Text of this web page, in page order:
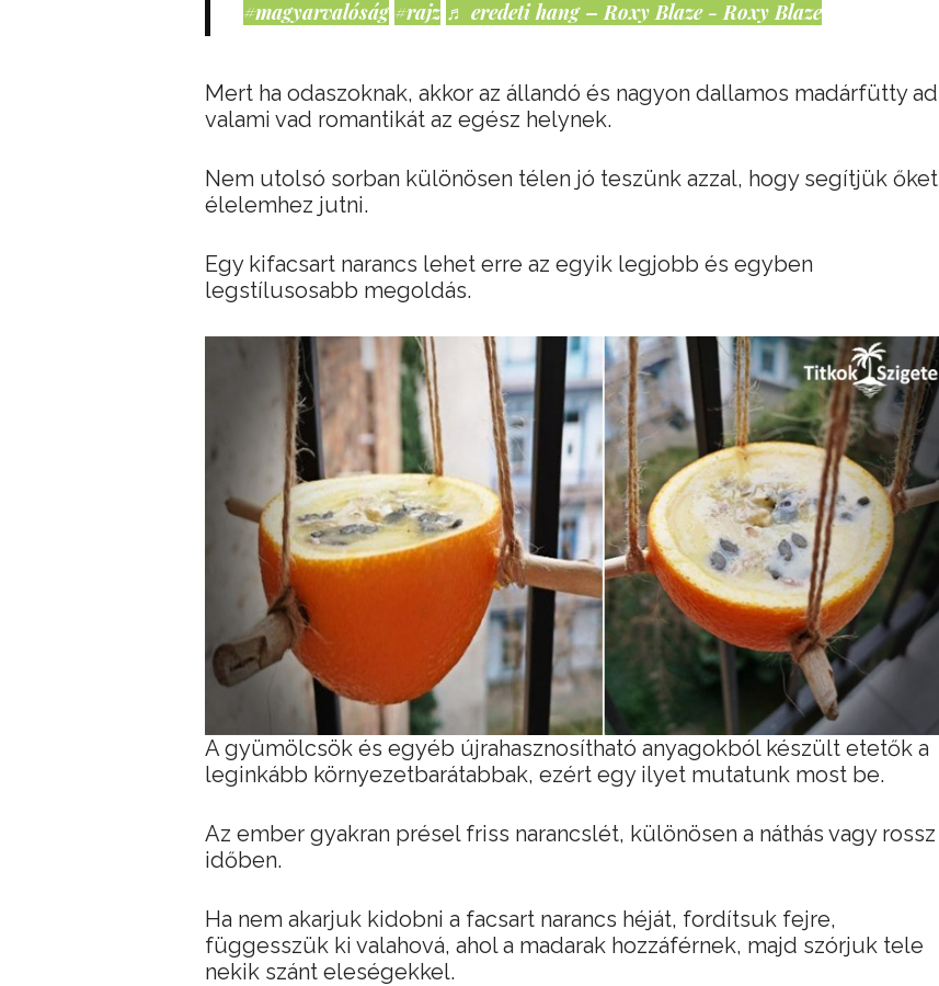
#magyarvalóság #rajz ♬ eredeti hang – Roxy Blaze - Roxy Blaze
Mert ha odaszoknak, akkor az állandó és nagyon dallamos madárfütty ad
valami vad romantikát az egész helynek.
Nem utolsó sorban különösen télen jó teszünk azzal, hogy segítjük őket
élelemhez jutni.
Egy kifacsart narancs lehet erre az egyik legjobb és egyben
legstílusosabb megoldás.
A gyümölcsök és egyéb újrahasznosítható anyagokból készült etetők a
leginkább környezetbarátabbak, ezért egy ilyet mutatunk most be.
Az ember gyakran présel friss narancslét, különösen a náthás vagy rossz
időben.
Ha nem akarjuk kidobni a facsart narancs héját, fordítsuk fejre,
függesszük ki valahová, ahol a madarak hozzáférnek, majd szórjuk tele
nekik szánt eleségekkel.